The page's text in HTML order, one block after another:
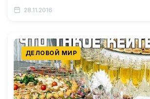
поставщика для…
28.11.2016
ДЕЛОВОЙ МИР